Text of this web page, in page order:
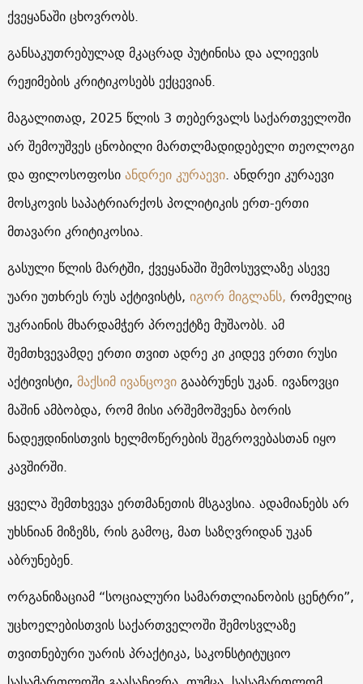
ქვეყანაში ცხოვრობს.
განსაკუთრებულად მკაცრად პუტინისა და ალიევის
რეჟიმების კრიტიკოსებს ექცევიან.
მაგალითად, 2025 წლის 3 თებერვალს საქართველოში
არ შემოუშვეს ცნობილი მართლმადიდებელი თეოლოგი
და ფილოსოფოსიანდრეი კურაევი. ანდრეი კურაევი
მოსკოვის საპატრიარქოს პოლიტიკის ერთ-ერთი
მთავარი კრიტიკოსია.
გასული წლის მარტში, ქვეყანაში შემოსუვლაზე ასევე
უარი უთხრეს რუს აქტივისტს, იგორ მიგლანს, რომელიც
უკრაინის მხარდამჭერ პროექტზე მუშაობს. ამ
შემთხვევამდე ერთი თვით ადრე კი კიდევ ერთი რუსი
აქტივისტი, მაქსიმ ივანცოვიგააბრუნეს უკან. ივანოვცი
მაშინ ამბობდა, რომ მისი არშემოშვენა ბორის
ნადეჟდინისთვის ხელმოწერების შეგროვებასთან იყო
კავშირში.
ყველა შემთხვევა ერთმანეთის მსგავსია. ადამიანებს არ
უხსნიან მიზეზს, რის გამოც, მათ საზღვრიდან უკან
აბრუნებენ.
ორგანიზაციამ “სოციალური სამართლიანობის ცენტრი”,
უცხოელებისთვის საქართველოში შემოსვლაზე
თვითნებური უარის პრაქტიკა, საკონსტიტუციო